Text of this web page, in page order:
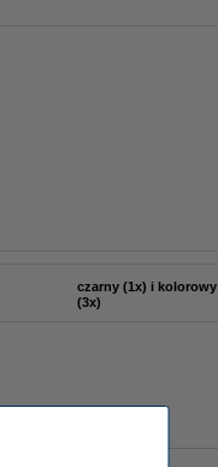
czarny (1x) i kolorowy
(3x)